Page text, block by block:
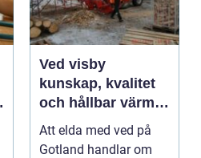
Ved visby
kunskap, kvalitet
och hållbar värme
på gotland
Att elda med ved på
Gotland handlar om